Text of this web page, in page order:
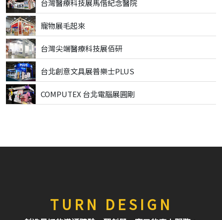
台灣醫療科技展馬偕紀念醫院
寵物展毛起來
台灣尖端醫療科技展佰研
台北創意文具展普樂士PLUS
COMPUTEX 台北電腦展圓剛
TURN DESIGN